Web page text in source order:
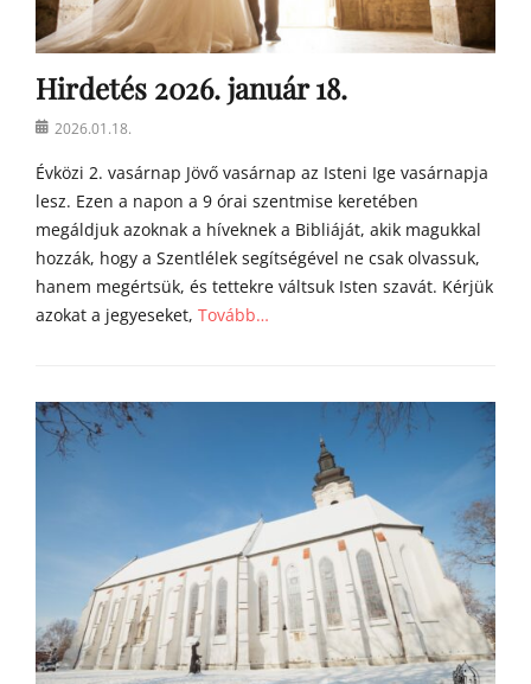
Hirdetés 2026. január 18.
Posted2026.01.18.
Évközi 2. vasárnap Jövő vasárnap az Isteni Ige vasárnapja
lesz. Ezen a napon a 9 órai szentmise keretében
megáldjuk azoknak a híveknek a Bibliáját, akik magukkal
hozzák, hogy a Szentlélek segítségével ne csak olvassuk,
hanem megértsük, és tettekre váltsuk Isten szavát. Kérjük
azokat a jegyeseket, Tovább…
í